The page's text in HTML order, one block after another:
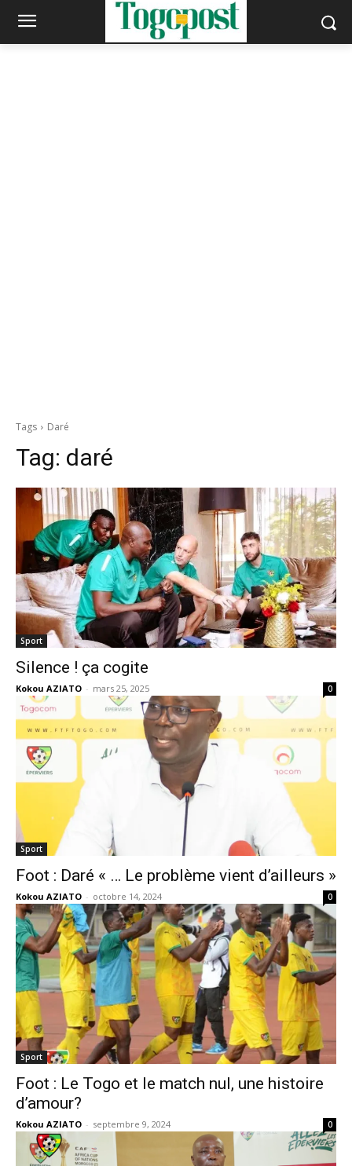
Tags Daré
Tag: daré
Sport
Silence ! ça cogite
Kokou AZIATO - mars 25, 2025 0
Sport
Foot : Daré « … Le problème vient d’ailleurs »
Kokou AZIATO - octobre 14, 2024 0
Sport
Foot : Le Togo et le match nul, une histoire
d’amour?
Kokou AZIATO - septembre 9, 2024 0